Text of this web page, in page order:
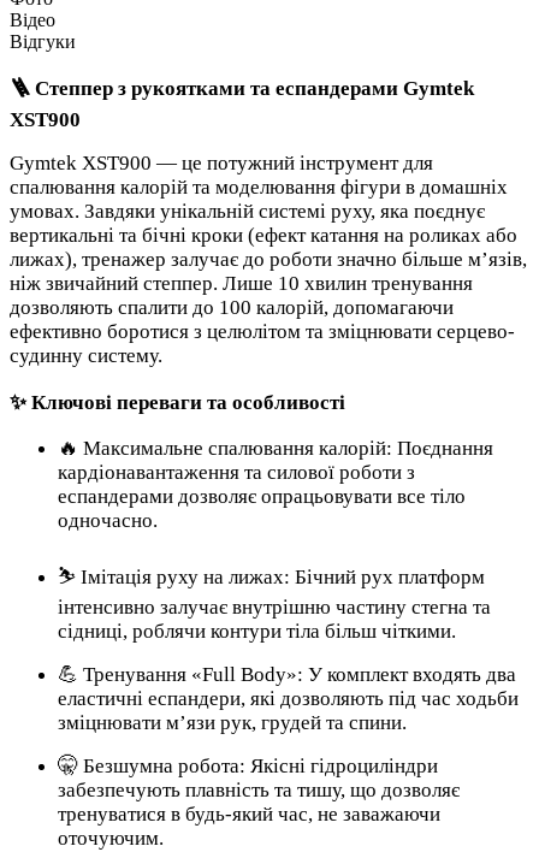
Відео
Відгуки
🪜 Степпер з рукоятками та еспандерами Gymtek
XST900
Gymtek XST900 — це потужний інструмент для
спалювання калорій та моделювання фігури в домашніх
умовах. Завдяки унікальній системі руху, яка поєднує
вертикальні та бічні кроки (ефект катання на роликах або
лижах), тренажер залучає до роботи значно більше м’язів,
ніж звичайний степпер. Лише 10 хвилин тренування
дозволяють спалити до 100 калорій, допомагаючи
ефективно боротися з целюлітом та зміцнювати серцево-
судинну систему.
✨ Ключові переваги та особливості
🔥 Максимальне спалювання калорій: Поєднання
кардіонавантаження та силової роботи з
еспандерами дозволяє опрацьовувати все тіло
одночасно.
⛷️ Імітація руху на лижах: Бічний рух платформ
інтенсивно залучає внутрішню частину стегна та
сідниці, роблячи контури тіла більш чіткими.
💪 Тренування «Full Body»: У комплект входять два
еластичні еспандери, які дозволяють під час ходьби
зміцнювати м’язи рук, грудей та спини.
🤫 Безшумна робота: Якісні гідроциліндри
забезпечують плавність та тишу, що дозволяє
тренуватися в будь-який час, не заважаючи
оточуючим.